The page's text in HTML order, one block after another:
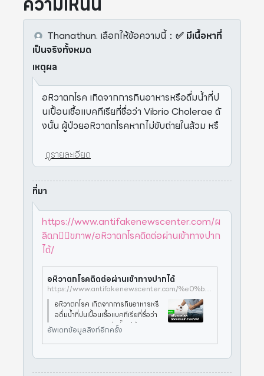
Thanathun. เลือกให้ข้อความนี้： ✅ มีเนื้อหาที่
เป็นจริงทั้งหมด
เหตุผล
อหิวาตกโรค เกิดจากการกินอาหารหรือดื่มน้ำที่ป
นเปื้อนเชื้อแบคทีเรียที่ชื่อว่า Vibrio Cholerae ดั
งนั้น ผู้ป่วยอหิวาตกโรคหากไม่ขับถ่ายในส้วม หรื
ดูรายละเอียด
ที่มา
https://www.antifakenewscenter.com/ผ
ลิตภ⋯ุขภาพ/อหิวาตกโรคติดต่อผ่านเข้าทางปาก
ได้/
อหิวาตกโรคติดต่อผ่านเข้าทางปากได้
https://www.antifakenewscenter.com/%e0%b8%9c%e0%b8%a5%e0%b8%b4%e0%b8%95%e0%b8%a0%e0%b8%b1%e0%b8%93%e0%b8%91%e0%b9%8c%e0%b8%aa%e0%b8%b8%e0%b8%82%e0%b8%a0%e0%b8%b2%e0%b8%9e/%e0%b8%ad%e0%b8%ab%e0%b8%b4%e0%b8%a7%e0%b8%b2%e0%b8%95%e0%b8%81%e0%b9%82%e0%b8%a3%e0%b8%84%e0%b8%95%e0%b8%b4%e0%b8%94%e0%b8%95%e0%b9%88%e0%b8%ad%e0%b8%9c%e0%b9%88%e0%b8%b2%e0%b8%99%e0%b9%80%e0%b8%82%e0%b9%89%e0%b8%b2%e0%b8%97%e0%b8%b2%e0%b8%87%e0%b8%9b%e0%b8%b2%e0%b8%81%e0%b9%84%e0%b8%94%e0%b9%89/
อหิวาตกโรค เกิดจากการกินอาหารหรื
อดื่มน้ำที่ปนเปื้อนเชื้อแบคทีเรียที่ชื่อว่า
Vibrio Cholerae ดังนั้น ผู้ป่วยอหิวา
ตกโรคหากไม่ขับถ่ายในส้วม หรือล้างมื
อไม่สะอาดหลังขับถ่าย เชื้อจากอุจจาระ
ผู้ป่วยจะปนเปื้อน
อัพเดทข้อมูลลิงก์อีกครั้ง